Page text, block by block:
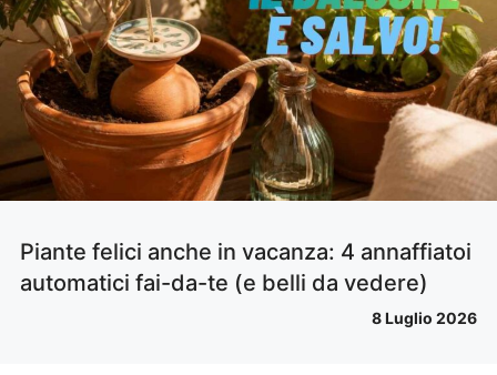
Piante felici anche in vacanza: 4 annaffiatoi
automatici fai-da-te (e belli da vedere)
8 Luglio 2026